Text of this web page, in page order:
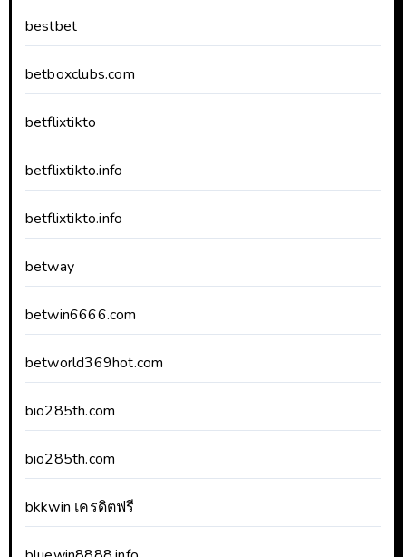
bestbet
betboxclubs.com
betflixtikto
betflixtikto.info
betflixtikto.info
betway
betwin6666.com
betworld369hot.com
bio285th.com
bio285th.com
bkkwin เครดิตฟรี